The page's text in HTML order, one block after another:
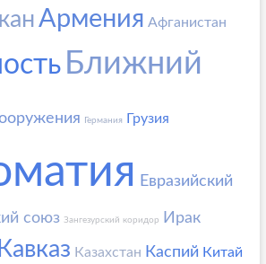
Армения Афганистан
Ближний
Германия Грузия
Евразийский
союз Зангезурский коридор Ирак
Кавказ Казахстан Каспий Китай